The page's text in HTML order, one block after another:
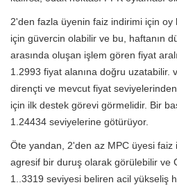
2'den fazla üyenin faiz indirimi için oy
için güvercin olabilir ve bu, haftanın
arasında oluşan işlem gören fiyat
1.2993 fiyat alanına doğru uzatabilir.
dirençti ve mevcut fiyat
için ilk destek görevi görmelidir. Bir
1.24434 seviyelerine götürüyor.
Öte yandan, 2'den az MPC üyesi faiz
agresif bir duruş olarak görülebilir ve
1..3319 seviyesi beliren acil yükseliş